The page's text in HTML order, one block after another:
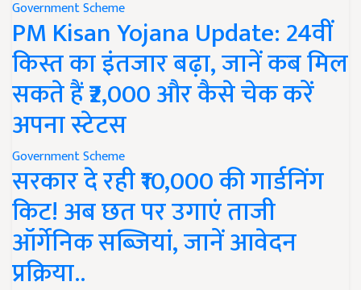
Government Scheme
PM Kisan Yojana Update: 24वीं
किस्त का इंतजार बढ़ा, जानें कब मिल
सकते हैं ₹2,000 और कैसे चेक करें
अपना स्टेटस
Government Scheme
सरकार दे रही ₹10,000 की गार्डनिंग
किट! अब छत पर उगाएं ताजी
ऑर्गेनिक सब्जियां, जानें आवेदन
प्रक्रिया..